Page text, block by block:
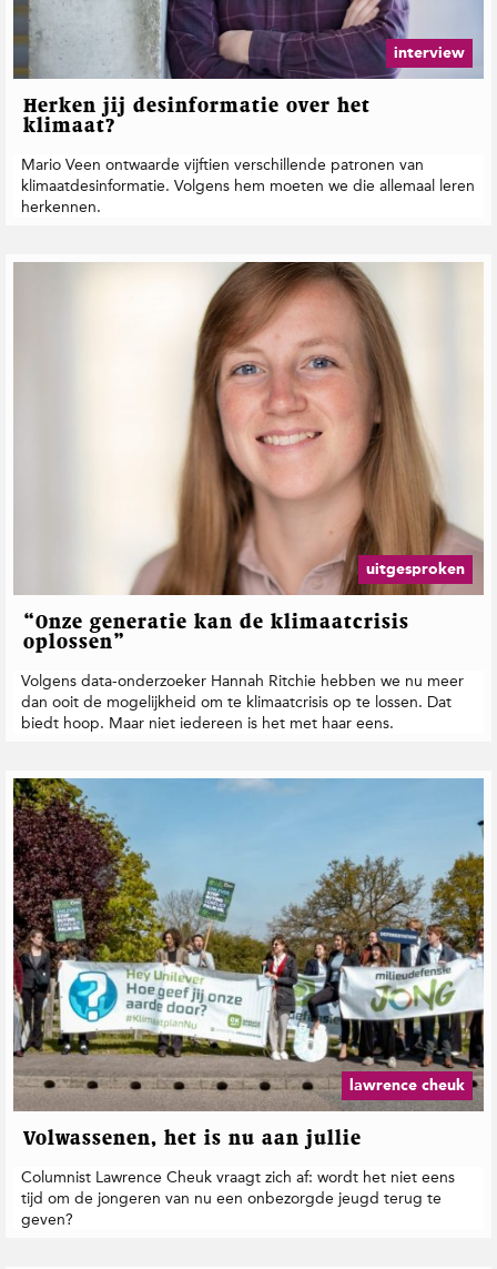
interview
Herken jij desinformatie over het
klimaat?
Mario Veen ontwaarde vijftien verschillende patronen van
klimaatdesinformatie. Volgens hem moeten we die allemaal leren
herkennen.
uitgesproken
“Onze generatie kan de klimaatcrisis
oplossen”
Volgens data-onderzoeker Hannah Ritchie hebben we nu meer
dan ooit de mogelijkheid om te klimaatcrisis op te lossen. Dat
biedt hoop. Maar niet iedereen is het met haar eens.
lawrence cheuk
Volwassenen, het is nu aan jullie
Columnist Lawrence Cheuk vraagt zich af: wordt het niet eens
tijd om de jongeren van nu een onbezorgde jeugd terug te
geven?